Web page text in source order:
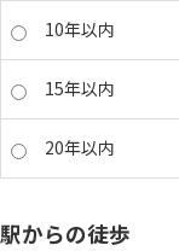
10年以内
15年以内
20年以内
駅からの徒歩